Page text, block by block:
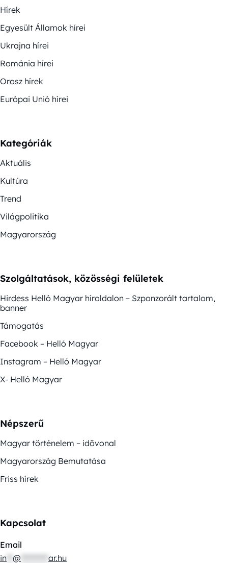
Hírek
Egyesült Államok hírei
Ukrajna hírei
Románia hírei
Orosz hírek
Európai Unió hírei
Kategóriák
Aktuális
Kultúra
Trend
Világpolitika
Magyarország
Szolgáltatások, közösségi felületek
Hirdess Helló Magyar híroldalon – Szponzorált tartalom,
banner
Támogatás
Facebook – Helló Magyar
Instagram – Helló Magyar
X- Helló Magyar
Népszerű
Magyar történelem – idővonal
Magyarország Bemutatása
Friss hírek
Kapcsolat
Email
in @ ar.hu